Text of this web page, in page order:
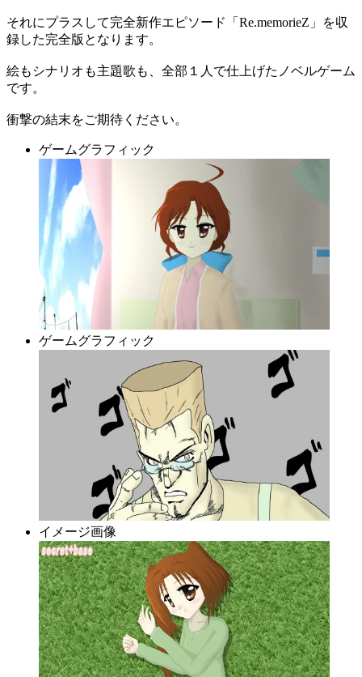
それにプラスして完全新作エピソード「Re.memorieZ」を収
録した完全版となります。
絵もシナリオも主題歌も、全部１人で仕上げたノベルゲーム
です。
衝撃の結末をご期待ください。
ゲームグラフィック
ゲームグラフィック
イメージ画像